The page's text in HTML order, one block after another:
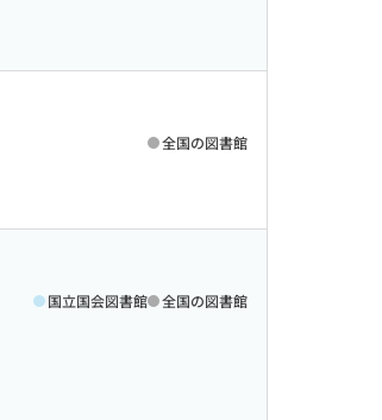
全国の図書館
国立国会図書館 全国の図書館